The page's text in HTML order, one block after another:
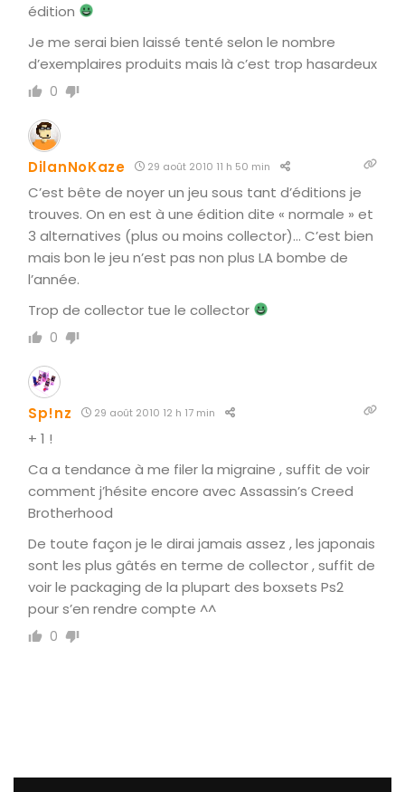
édition
Je me serai bien laissé tenté selon le nombre
d’exemplaires produits mais là c’est trop hasardeux
0
DilanNoKaze 29 août 2010 11 h 50 min
C’est bête de noyer un jeu sous tant d’éditions je
trouves. On en est à une édition dite « normale » et
3 alternatives (plus ou moins collector)… C’est bien
mais bon le jeu n’est pas non plus LA bombe de
l’année.
Trop de collector tue le collector
0
Sp!nz 29 août 2010 12 h 17 min
+ 1 !
Ca a tendance à me filer la migraine , suffit de voir
comment j’hésite encore avec Assassin’s Creed
Brotherhood
De toute façon je le dirai jamais assez , les japonais
sont les plus gâtés en terme de collector , suffit de
voir le packaging de la plupart des boxsets Ps2
pour s’en rendre compte ^^
0